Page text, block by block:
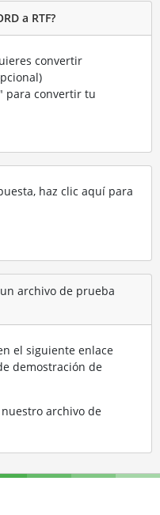
a RTF?
convertir
para convertir tu
haz clic aquí para
archivo de prueba
el siguiente enlace
demostración de
nuestro archivo de